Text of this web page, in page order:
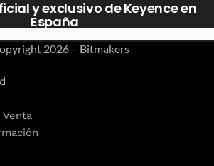
y exclusivo de Keyence en
España
2026 – Bitmakers
Venta